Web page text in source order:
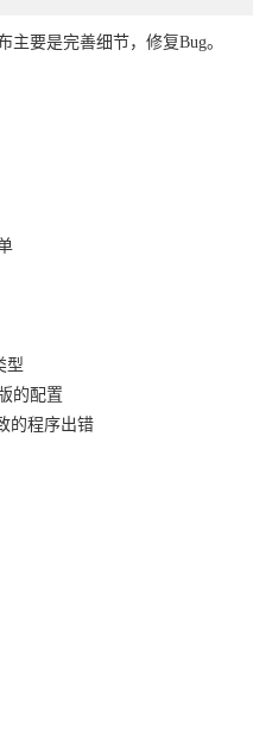
主要是完善细节，修复Bug。
型
的配置
的程序出错